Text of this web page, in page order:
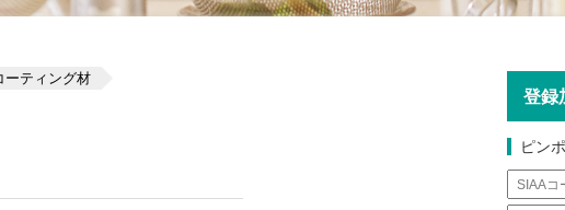
ーティング材
登録
ピン